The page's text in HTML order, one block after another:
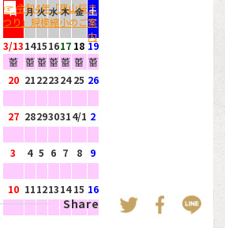
☞令和4年「男山桜ま
つり」規模縮小のご案
内
日 月 火 水 木 金 土
3/1314151617 18 19
蕾 蕾蕾蕾蕾 蕾 蕾
20 21222324 25 26
27 282930314/1 2
3 4 5 6 7 8 9
10 11121314 15 16
Share